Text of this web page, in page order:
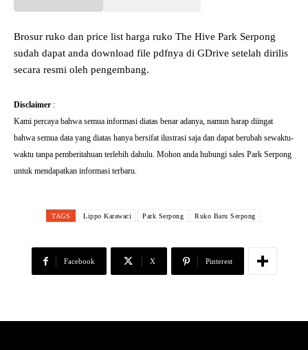
Brosur ruko dan price list harga ruko The Hive Park Serpong
sudah dapat anda download file pdfnya di GDrive setelah dirilis
secara resmi oleh pengembang.
Disclaimer :
Kami percaya bahwa semua informasi diatas benar adanya, namun harap diingat
bahwa semua data yang diatas hanya bersifat ilustrasi saja dan dapat berubah sewaktu-
waktu tanpa pemberitahuan terlebih dahulu. Mohon anda hubungi sales Park Serpong
untuk mendapatkan informasi terbaru.
TAGS Lippo Karawaci Park Serpong Ruko Baru Serpong
Facebook X Pinterest